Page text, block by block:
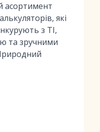
асортимент
які
з TI,
та зручними